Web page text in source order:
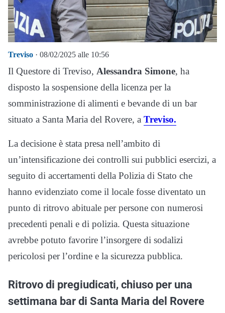
Treviso · 08/02/2025 alle 10:56
Il Questore di Treviso, Alessandra Simone, ha
disposto la sospensione della licenza per la
somministrazione di alimenti e bevande di un bar
situato a Santa Maria del Rovere, a Treviso.
La decisione è stata presa nell’ambito di
un’intensificazione dei controlli sui pubblici esercizi, a
seguito di accertamenti della Polizia di Stato che
hanno evidenziato come il locale fosse diventato un
punto di ritrovo abituale per persone con numerosi
precedenti penali e di polizia. Questa situazione
avrebbe potuto favorire l’insorgere di sodalizi
pericolosi per l’ordine e la sicurezza pubblica.
Ritrovo di pregiudicati, chiuso per una
settimana bar di Santa Maria del Rovere